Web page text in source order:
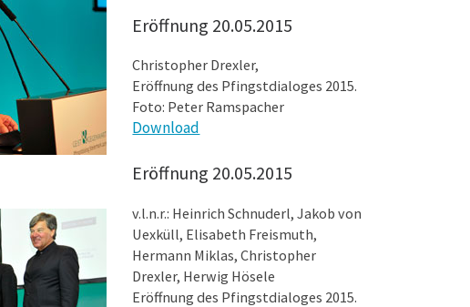
Eröffnung 20.05.2015
Christopher Drexler,
Eröffnung des Pfingstdialoges 2015.
Foto: Peter Ramspacher
Download
Eröffnung 20.05.2015
v.l.n.r.: Heinrich Schnuderl, Jakob von
Uexküll, Elisabeth Freismuth,
Hermann Miklas, Christopher
Drexler, Herwig Hösele
Eröffnung des Pfingstdialoges 2015.